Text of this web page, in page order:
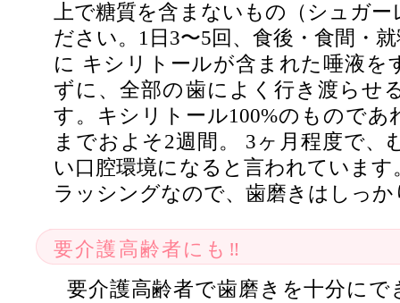
上で糖質を含まないもの（シュガ
ださい。1日3〜5回、食後・食間・
に キシリトールが含まれた唾液を
ずに、全部の歯によく行き渡らせ
す。キシリトール100%のものであ
までおよそ2週間。 3ヶ月程度で、
い口腔環境になると言われていま
ラッシングなので、歯磨きはしっ
要介護高齢者にも‼︎
要介護高齢者で歯磨きを十分にで